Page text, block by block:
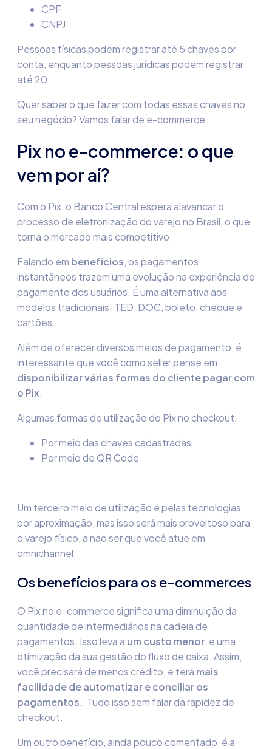
CPF
CNPJ
Pessoas físicas podem registrar até 5 chaves por
conta, enquanto pessoas jurídicas podem registrar
até 20.
Quer saber o que fazer com todas essas chaves no
seu negócio? Vamos falar de e-commerce.
Pix no e-commerce: o que
vem por aí?
Com o Pix, o Banco Central espera alavancar o
processo de eletronização do varejo no Brasil, o que
torna o mercado mais competitivo.
Falando em benefícios, os pagamentos
instantâneos trazem uma evolução na experiência de
pagamento dos usuários. É uma alternativa aos
modelos tradicionais: TED, DOC, boleto, cheque e
cartões.
Além de oferecer diversos meios de pagamento, é
interessante que você como seller pense em
disponibilizar várias formas do cliente pagar com
o Pix.
Algumas formas de utilização do Pix no checkout:
Por meio das chaves cadastradas
Por meio de QR Code
Um terceiro meio de utilização é pelas tecnologias
por aproximação, mas isso será mais proveitoso para
o varejo físico, a não ser que você atue em
omnichannel.
Os benefícios para os e-commerces
O Pix no e-commerce significa uma diminuição da
quantidade de intermediários na cadeia de
pagamentos. Isso leva a um custo menor, e uma
otimização da sua gestão do fluxo de caixa. Assim,
você precisará de menos crédito, e terá mais
facilidade de automatizar e conciliar os
pagamentos. Tudo isso sem falar da rapidez de
checkout.
Um outro benefício, ainda pouco comentado, é a